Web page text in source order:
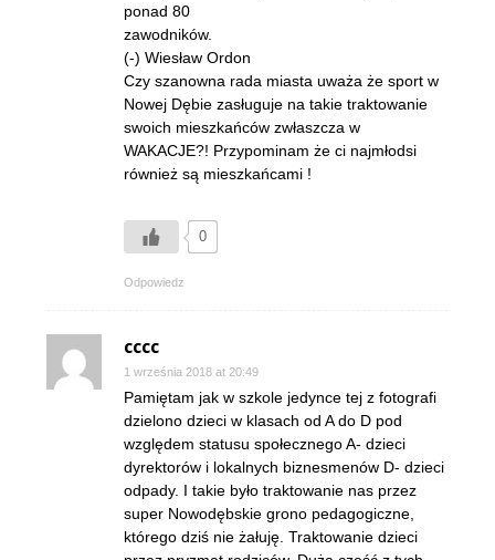
ponad 80
zawodników.
(-) Wiesław Ordon
Czy szanowna rada miasta uważa że sport w
Nowej Dębie zasługuje na takie traktowanie
swoich mieszkańców zwłaszcza w
WAKACJE?! Przypominam że ci najmłodsi
również są mieszkańcami !
0
Odpowiedz
cccc
1 września 2018 at 20:49
Pamiętam jak w szkole jedynce tej z fotografi
dzielono dzieci w klasach od A do D pod
względem statusu społecznego A- dzieci
dyrektorów i lokalnych biznesmenów D- dzieci
odpady. I takie było traktowanie nas przez
super Nowodębskie grono pedagogiczne,
którego dziś nie żałuję. Traktowanie dzieci